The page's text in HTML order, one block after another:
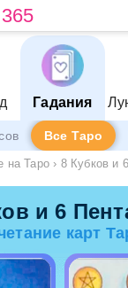
Гадания
Все Таро
на Таро › 8 Кубков и
и 6
карт